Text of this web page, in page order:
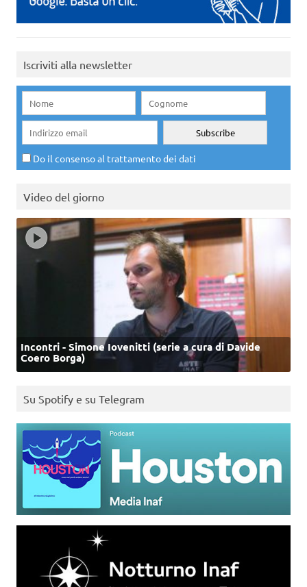
Iscriviti alla newsletter
Do il consenso al trattamento dei dati
Video del giorno
Incontri - Simone Iovenitti (serie a cura di Davide
Coero Borga)
Su Spotify e su Telegram